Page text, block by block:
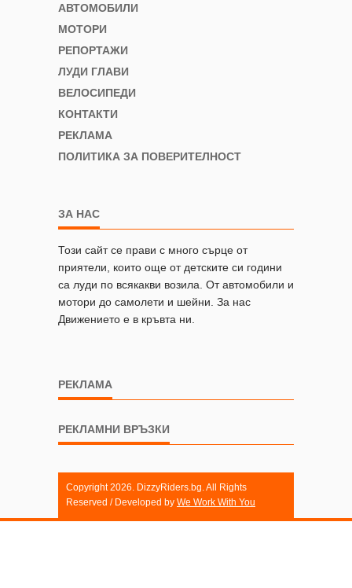
АВТОМОБИЛИ
МОТОРИ
РЕПОРТАЖИ
ЛУДИ ГЛАВИ
ВЕЛОСИПЕДИ
КОНТАКТИ
РЕКЛАМА
ПОЛИТИКА ЗА ПОВЕРИТЕЛНОСТ
ЗА НАС
Този сайт се прави с много сърце от
приятели, които още от детските си години
са луди по всякакви возила. От автомобили и
мотори до самолети и шейни. За нас
Движението е в кръвта ни.
РЕКЛАМА
РЕКЛАМНИ ВРЪЗКИ
Copyright 2026. DizzyRiders.bg. All Rights
Reserved / Developed by We Work With You